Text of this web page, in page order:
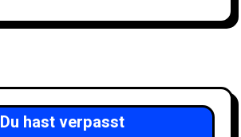
Du hast verpasst